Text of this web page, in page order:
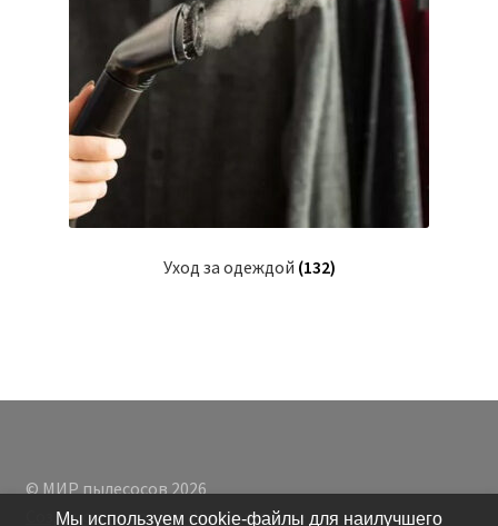
Уход за одеждой (132)
© МИР пылесосов 2026
Создано с помощью WooCommerce
Мы используем cookie-файлы для наилучшего